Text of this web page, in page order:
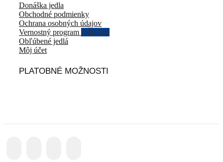
Donáška jedla
Obchodné podmienky
Ochrana osobných údajov
Vernostný program UŠETRI
Obľúbené jedlá
Môj účet
PLATOBNÉ MOŽNOSTI